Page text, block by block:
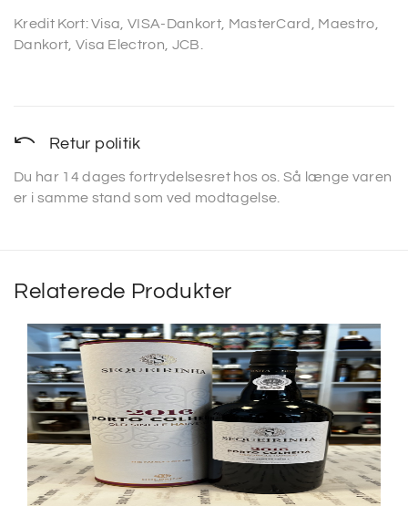
Kredit Kort: Visa, VISA-Dankort, MasterCard, Maestro,
Dankort, Visa Electron, JCB.
Retur politik
Du har 14 dages fortrydelsesret hos os. Så længe varen
er i samme stand som ved modtagelse.
Relaterede Produkter